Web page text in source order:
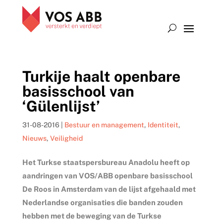
Turkije haalt openbare
basisschool van
‘Gülenlijst’
31-08-2016| Bestuur en management, Identiteit,
Nieuws, Veiligheid
Het Turkse staatspersbureau Anadolu heeft op
aandringen van VOS/ABB openbare basisschool
De Roos in Amsterdam van de lijst afgehaald met
Nederlandse organisaties die banden zouden
hebben met de beweging van de Turkse